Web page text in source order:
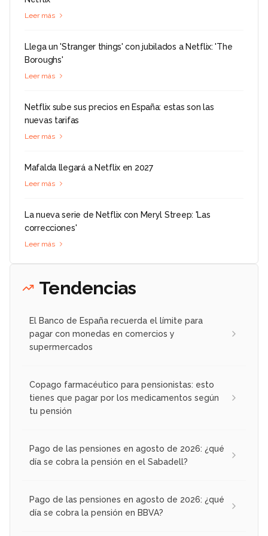
Leer más
Llega un 'Stranger things' con jubilados a Netflix: 'The
Boroughs'
Leer más
Netflix sube sus precios en España: estas son las
nuevas tarifas
Leer más
Mafalda llegará a Netflix en 2027
Leer más
La nueva serie de Netflix con Meryl Streep: 'Las
correcciones'
Leer más
Tendencias
El Banco de España recuerda el límite para
pagar con monedas en comercios y
supermercados
Copago farmacéutico para pensionistas: esto
tienes que pagar por los medicamentos según
tu pensión
Pago de las pensiones en agosto de 2026: ¿qué
día se cobra la pensión en el Sabadell?
Pago de las pensiones en agosto de 2026: ¿qué
día se cobra la pensión en BBVA?